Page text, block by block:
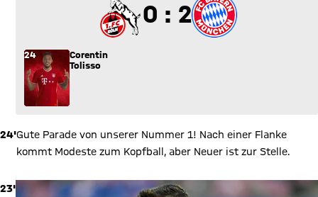
0 zu 2
0 : 2
24
Corentin
Tolisso
24'Gute Parade von unserer Nummer 1! Nach einer Flanke
kommt Modeste zum Kopfball, aber Neuer ist zur Stelle.
23'